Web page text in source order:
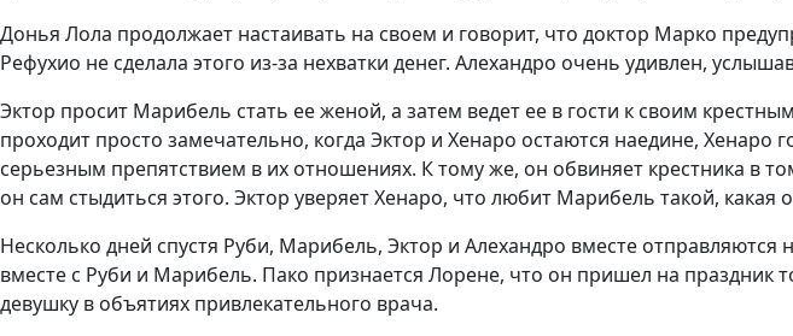
Донья Лола продолжает настаивать на своем и говорит, что доктор Марко
Рефухио не сделала этого из-за нехватки денег. Алехандро очень удивлен,
Эктор просит Марибель стать ее женой, а затем ведет ее в гости к своим
проходит просто замечательно, когда Эктор и Хенаро остаются наедине,
серьезным препятствием в их отношениях. К тому же, он обвиняет крестника в
он сам стыдиться этого. Эктор уверяет Хенаро, что любит Марибель такой, какая
Несколько дней спустя Руби, Марибель, Эктор и Алехандро вместе
вместе с Руби и Марибель. Пако признается Лорене, что он пришел на праздник
девушку в объятиях привлекательного врача.